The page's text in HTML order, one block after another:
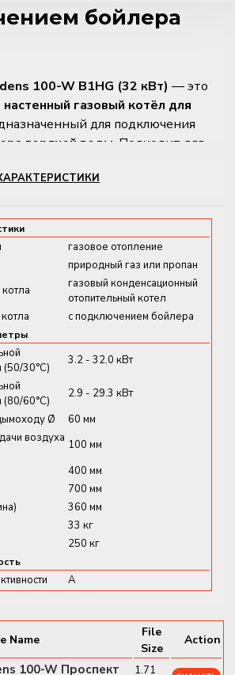
бойлера
100-W B1HG (32 кВт) — это
газовый котёл для
для подключения
горячей воды . Подходит для
исистем с несколькими
модуляции 1:8
в зависимости от
расход газа. Технологии
Pro Plusи теплообменник
максимальную
и надёжную работу
в течение
и
3.2 – 32.0 кВт (модуляция
(Hs):
Inox-Radial из нержавеющей
Plus + Lambda Pro Plus –
встроенный Wi-Fi,
× 360 × 700 мм
газовое отопление
природный газ или пропан
газовый конденсационный
отопительный котел
с подключением бойлера
(50/30°C)
3.2 - 32.0 кВт
(80/60°C)
2.9 - 29.3 кВт
Ø
60 мм
воздуха 100 мм
400 мм
700 мм
360 мм
33 кг
250 кг
A
Name
File
Size
Action
100-W Проспект 1.71